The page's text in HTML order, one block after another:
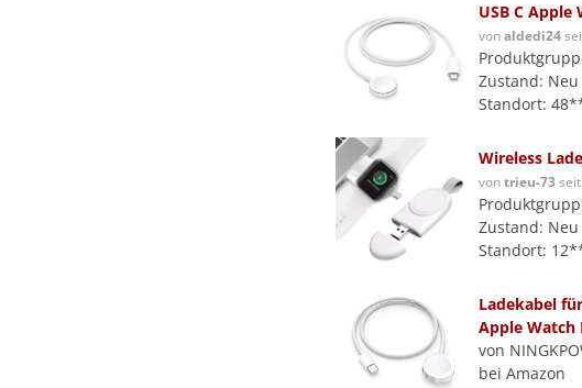
USB C Apple
vonaldedi24
Zustand: Neu
Standort:
Wireless
vontrieu-73seit
Zustand: Neu
Standort:
Ladekabel
Apple Watch
von
bei Amazon